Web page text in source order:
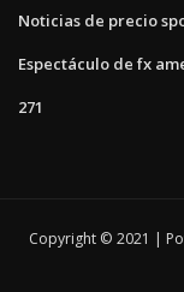
Noticias de precio
Espectáculo de fx
271
Copyright © 2021 |